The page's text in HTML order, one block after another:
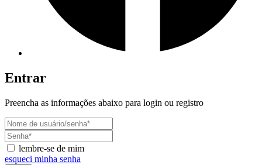
Entrar
Preencha as informações abaixo para login ou registro
lembre-se de mim
esqueci minha senha